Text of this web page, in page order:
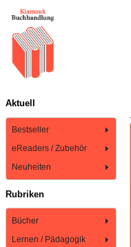
Aktuell
Bestseller
eReaders / Zubehör
Neuheiten
Rubriken
Bücher
Lernen / Pädagogik